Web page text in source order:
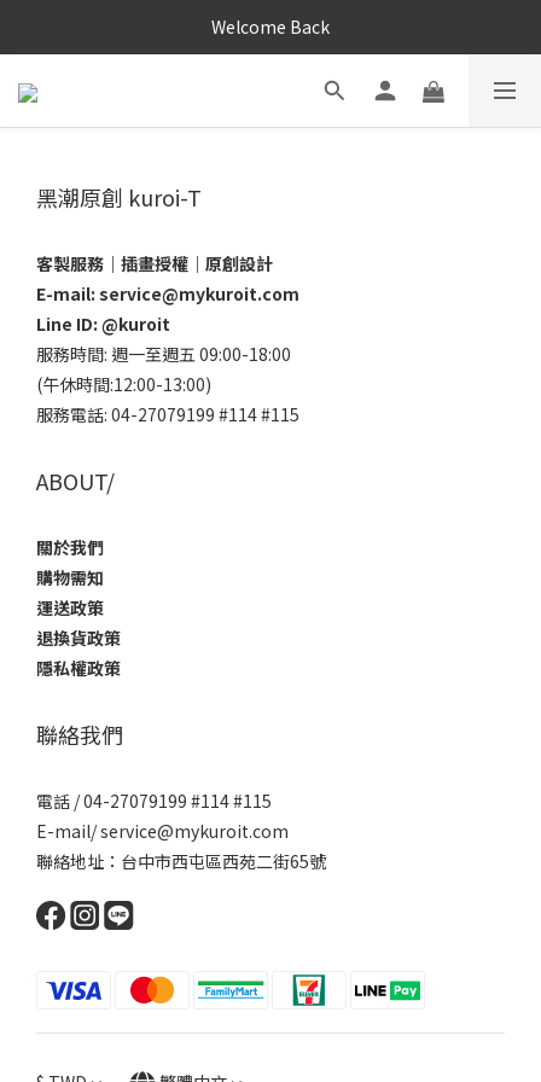
Welcome Back
黑潮原創 kuroi-T
客製服務｜插畫授權｜原創設計
E-mail: service@mykuroit.com
Line ID: @kuroit
服務時間: 週一至週五 09:00-18:00
(午休時間:12:00-13:00)
服務電話: 04-27079199 #114 #115
ABOUT/
關於我們
購物需知
運送政策
退換貨政策
隱私權政策
聯絡我們
電話 / 04-27079199 #114 #115
E-mail/ service@mykuroit.com
聯絡地址：台中市西屯區西苑二街65號